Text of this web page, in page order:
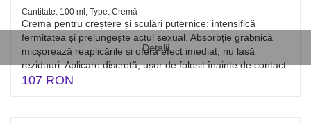
Detalii
Cantitate: 100 ml, Type: Cremă
Crema pentru creștere și sculări puternice: intensifică
fermitatea și prelungește actul sexual. Absorbție grabnică
micșorează reaplicările și oferă efect imediat; nu lasă
reziduuri. Aplicare discretă, ușor de folosit înainte de contact.
107 RON